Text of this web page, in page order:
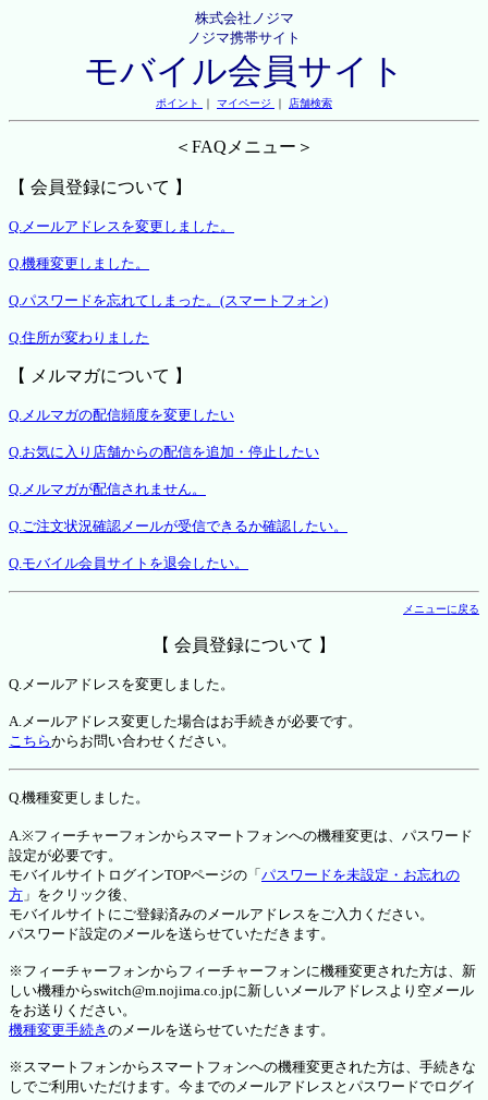
株式会社ノジマ
ノジマ携帯サイト
モバイル会員サイト
ポイント ｜ マイページ ｜ 店舗検索
＜FAQメニュー＞
【 会員登録について 】
Q.メールアドレスを変更しました。
Q.機種変更しました。
Q.パスワードを忘れてしまった。(スマートフォン)
Q.住所が変わりました
【 メルマガについて 】
Q.メルマガの配信頻度を変更したい
Q.お気に入り店舗からの配信を追加・停止したい
Q.メルマガが配信されません。
Q.ご注文状況確認メールが受信できるか確認したい。
Q.モバイル会員サイトを退会したい。
メニューに戻る
【 会員登録について 】
Q.メールアドレスを変更しました。
A.メールアドレス変更した場合はお手続きが必要です。
こちらからお問い合わせください。
Q.機種変更しました。
A.※フィーチャーフォンからスマートフォンへの機種変更は、パスワード
設定が必要です。
モバイルサイトログインTOPページの「 パスワードを未設定・お忘れの
方 」をクリック後、
モバイルサイトにご登録済みのメールアドレスをご入力ください。
パスワード設定のメールを送らせていただきます。
※フィーチャーフォンからフィーチャーフォンに機種変更された方は、新
しい機種からswitch@m.nojima.co.jpに新しいメールアドレスより空メール
をお送りください。
機種変更手続き のメールを送らせていただきます。
※スマートフォンからスマートフォンへの機種変更された方は、手続きな
しでご利用いただけます。今までのメールアドレスとパスワードでログイ